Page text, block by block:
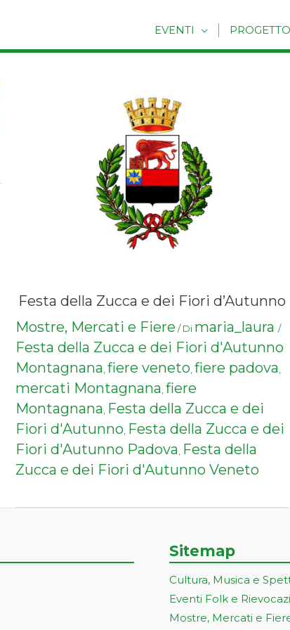
EVENTI PROGETTO
Festa della Zucca e dei Fiori d’Autunno
Mostre, Mercati e Fiere / Di maria_laura /
Festa della Zucca e dei Fiori d'Autunno
Montagnana,fiere veneto,fiere padova,
mercati Montagnana,fiere
Montagnana, Festa della Zucca e dei
Fiori d'Autunno, Festa della Zucca e dei
Fiori d'Autunno Padova, Festa della
Zucca e dei Fiori d'Autunno Veneto
Sitemap
Cultura, Musica e
Eventi Folk e
Mostre, Mercati e